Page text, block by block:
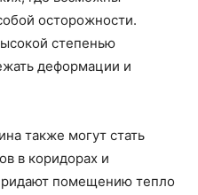
осторожности.
степенью
деформации и
также могут стать
в коридорах и
помещению тепло